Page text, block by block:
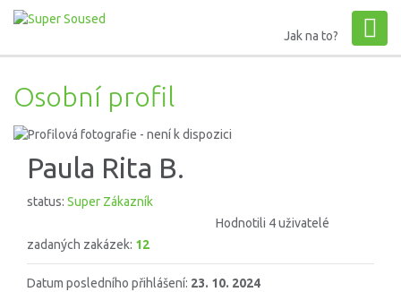
Jak na to?
Osobní profil
Paula Rita B.
status: Super Zákazník
Hodnotili 4 uživatelé
zadaných zakázek: 12
Datum posledního přihlášení: 23. 10. 2024